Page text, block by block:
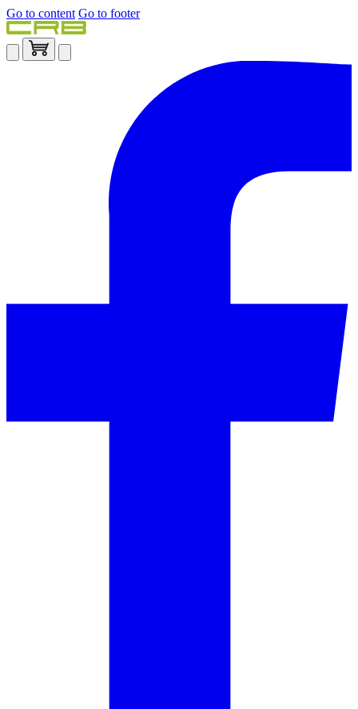
Go to content Go to footer